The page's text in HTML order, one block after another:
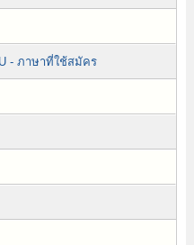
- ภาษาที่ใช้สมัคร